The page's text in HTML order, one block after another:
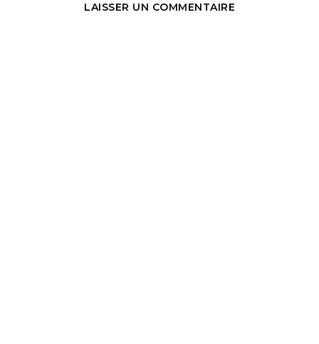
LAISSER UN COMMENTAIRE